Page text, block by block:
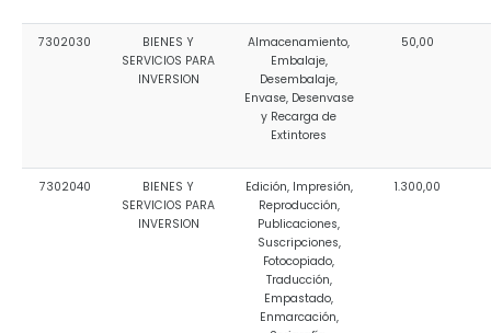
7302030
BIENES Y
SERVICIOS PARA
INVERSION
Almacenamiento,
Embalaje,
Desembalaje,
Envase, Desenvase
y Recarga de
Extintores
50,00
7302040
BIENES Y
SERVICIOS PARA
INVERSION
Edición, Impresión,
Reproducción,
Publicaciones,
Suscripciones,
Fotocopiado,
Traducción,
Empastado,
Enmarcación,
1.300,00